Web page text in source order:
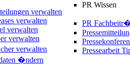
verwalten
verwalten
verwalten
verwalten
verwalten
�ndern
PR Wissen
PR
Pressearbeit